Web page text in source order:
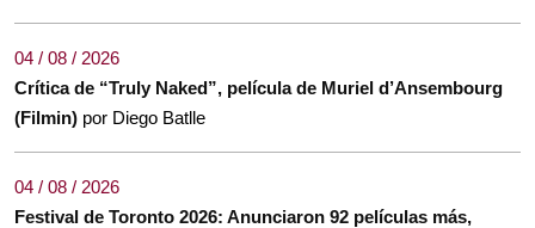
04 / 08 / 2026
Crítica de “Truly Naked”, película de Muriel d’Ansembourg
(Filmin) por Diego Batlle
04 / 08 / 2026
Festival de Toronto 2026: Anunciaron 92 películas más,